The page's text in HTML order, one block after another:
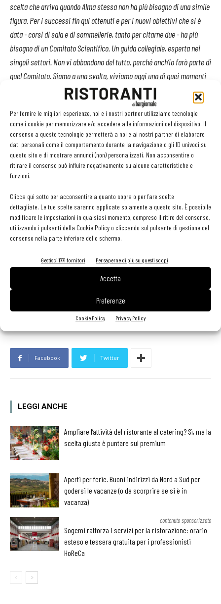
Per fornire le migliori esperienze, noi e i nostri partner utilizziamo tecnologie
come i cookie per memorizzare e/o accedere alle informazioni del dispositivo. Il
consenso a queste tecnologie permetterà a noi e ai nostri partner di elaborare
dati personali come il comportamento durante la navigazione o gli ID univoci su
questo sito e di mostrare annunci (non) personalizzati. Non acconsentire o
ritirare il consenso può influire negativamente su alcune caratteristiche e
funzioni.
Clicca qui sotto per acconsentire a quanto sopra o per fare scelte
dettagliate. Le tue scelte saranno applicate solamente a questo sito. È possibile
modificare le impostazioni in qualsiasi momento, compreso il ritiro del consenso,
utilizzando i pulsanti della Cookie Policy o cliccando sul pulsante di gestione del
consenso nella parte inferiore dello schermo.
Gestisci 1771 fornitori Per saperne di più su questi scopi
Accetta
Preferenze
Cookie Policy Privacy Policy
scelta che arriva quando Alma stessa non ha più bisogno di una simile
figura. Per i successi fin qui ottenuti e per i nuovi obiettivi che si è
data - corsi di sala e di sommellerie, tanto per citarne due - ha più
bisogno di un Comitato Scientifico. Un guida collegiale, esperta nei
singoli settori. Non vi abbandono del tutto, perché anch’io farò parte di
quel Comitato. Siamo a una svolta, viviamo oggi uno di quei momenti
di crescita che mettono addosso una gran voglia di fare e provocano
una giusta dose di adrenalina.
Io vi ringrazio per avermi sopportato come Rettore e per avere la
pazienza di ascoltare con attenzione il pensiero di Toulouse Lautrec,
un pittore che la sapeva lunga sulla cucina e sulla vita:
In ogni arte e ciò vale anche per la cucina, la grande raffinatezza
consiste nella sintesi e nella semplicità; evidentemente bisogna
tradirla per ignoranza, negligenza e per non volerne tenere conto. È
così che si diventa dei cuochi senza pregiudizi, degli anarchici che
nella confezione di un piatto rispettano esclusivamente la legge
dell’equilibrio, imposta dalla natura".
Vi saluto e vi abbraccio tutti
Facebook Twitter
LEGGI ANCHE
Ampliare l’attività del ristorante al catering? Sì, ma la
scelta giusta è puntare sul premium
Aperti per ferie. Buoni indirizzi da Nord a Sud per
godersi le vacanze (o da scorprire se si è in
vacanza)
contenuto sponsorizzato
Sogemi rafforza i servizi per la ristorazione: orario
esteso e tessera gratuita per i professionisti
HoReCa